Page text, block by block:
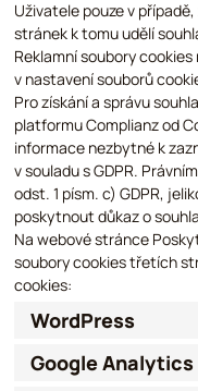
Uživatele pouze v
stránek k tomu udělí
Reklamní soubory
v nastavení souborů
Pro získání a správu
platformu Complianz od
informace nezbytné k
v souladu s GDPR.
odst. 1 písm. c) GDPR,
poskytnout důkaz o
Na webové stránce
soubory cookies třetích
cookies:
WordPress
Google Analytics